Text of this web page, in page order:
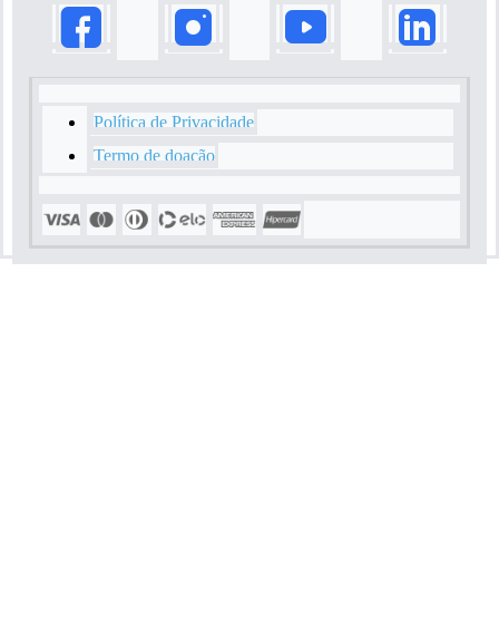
RodapéPolítica de Privacidade
Termo de doação